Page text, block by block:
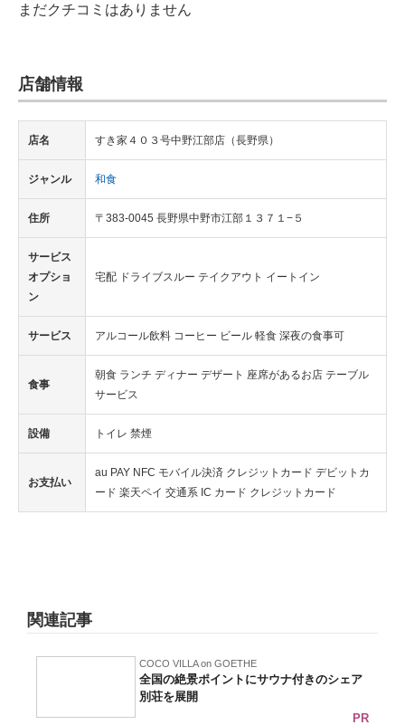
ちょっと気になるネットの話題
まだクチコミはありません
店舗情報
店名 すき家４０３号中野江部店（長野県）
ジャンル 和食
住所 〒383-0045 長野県中野市江部１３７１−５
サービス
オプショ
ン
宅配 ドライブスルー テイクアウト イートイン
サービス アルコール飲料 コーヒー ビール 軽食 深夜の食事可
食事
朝食 ランチ ディナー デザート 座席があるお店 テーブル
サービス
設備 トイレ 禁煙
お支払い
au PAY NFC モバイル決済 クレジットカード デビットカ
ード 楽天ペイ 交通系 IC カード クレジットカード
関連記事
COCO VILLA on GOETHE
全国の絶景ポイントにサウナ付きのシェア
別荘を展開
PR